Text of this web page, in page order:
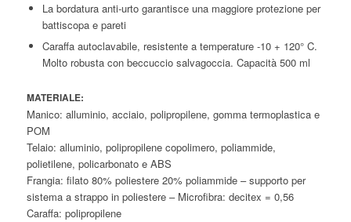
La bordatura anti-urto garantisce una maggiore protezione per
battiscopa e pareti
Caraffa autoclavabile, resistente a temperature -10 + 120° C.
Molto robusta con beccuccio salvagoccia. Capacità 500 ml
MATERIALE:
Manico: alluminio, acciaio, polipropilene, gomma termoplastica e
POM
Telaio: alluminio, polipropilene copolimero, poliammide,
polietilene, policarbonato e ABS
Frangia: filato 80% poliestere 20% poliammide – supporto per
sistema a strappo in poliestere – Microfibra: decitex = 0,56
Caraffa: polipropilene